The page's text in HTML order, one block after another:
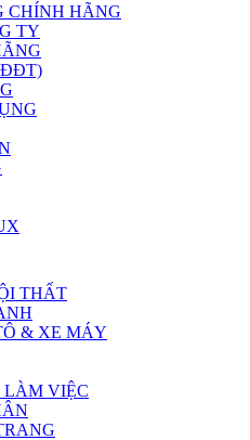
CHÍNH HÃNG
TY
THẤT
& XE MÁY
VIỆC